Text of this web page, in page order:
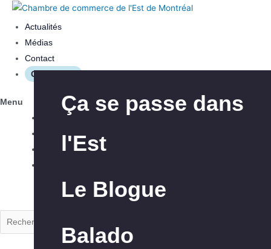
Actualités
Médias
Contact
Connexion
Menu
Actualités
Médias
Contact
Les avantages
Nos interventions
À propos de la
CCEM
Aide à l’innovation
Aide à l’exportation
Club Exportateurs
MTL
Ça se passe dans
l'Est
Le Blogue
Balado